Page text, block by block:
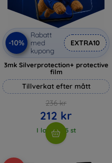
-10%
Rabatt
med
kupong
EXTRA10
3mk Silverprotection+ protective
film
Tillverkat efter mått
236 kr
212 kr
I lager > 5 st